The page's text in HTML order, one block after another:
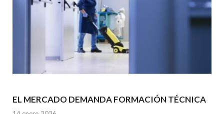
EL MERCADO DEMANDA FORMACIÓN TÉCNICA